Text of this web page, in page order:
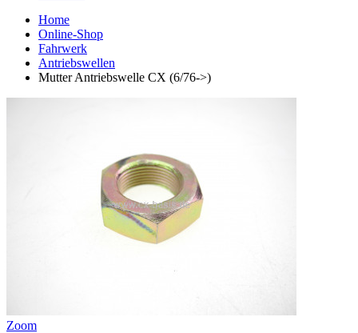
Home
Online-Shop
Fahrwerk
Antriebswellen
Mutter Antriebswelle CX (6/76->)
Zoom